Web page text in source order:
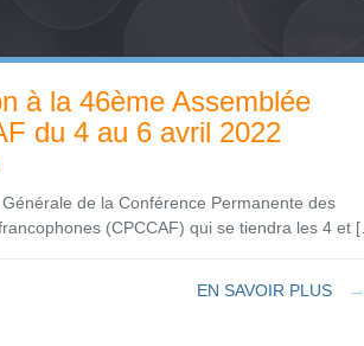
à la 46ème Assemblée
du 4 au 6 avril 2022
de la Conférence Permanente des
(CPCCAF) qui se tiendra les 4 et
EN SAVOIR PLUS →